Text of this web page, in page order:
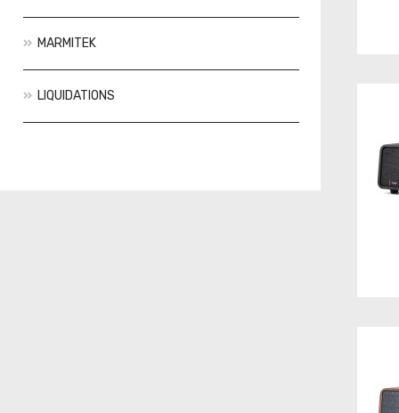
MARMITEK
LIQUIDATIONS